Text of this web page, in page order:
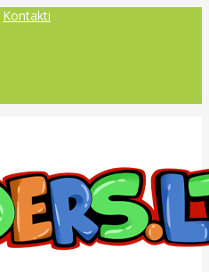
Kontakti